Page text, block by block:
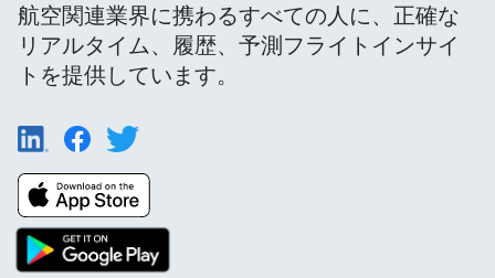
航空関連業界に携わるすべての人に、正確な
リアルタイム、履歴、予測フライトインサイ
トを提供しています。